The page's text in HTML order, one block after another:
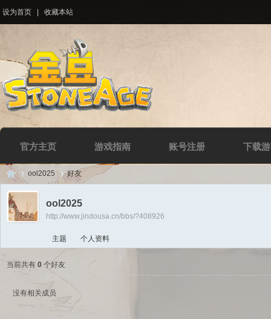
设为首页 收藏本站
官方主页 游戏指南 账号注册 下载
Di ›
ool2025 好友
ool2025
http://www.jindousa.cn/bbs/?408926
主题 个人资料
当前共有 0 个好友
没有相关成员